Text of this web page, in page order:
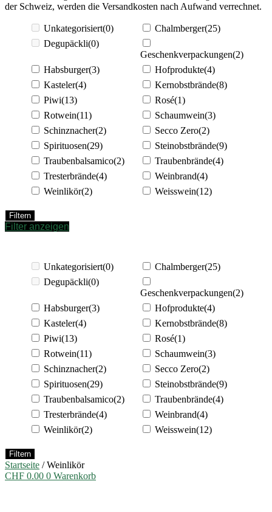
der Schweiz, werden die Versandkosten nach Aufwand verrechnet.
Unkategorisiert(0) Chalmberger(25)
Degupäckli(0)
Geschenkverpackungen(2)
Habsburger(3) Hofprodukte(4)
Kasteler(4) Kernobstbrände(8)
Piwi(13) Rosé(1)
Rotwein(11) Schaumwein(3)
Schinznacher(2) Secco Zero(2)
Spirituosen(29) Steinobstbrände(9)
Traubenbalsamico(2) Traubenbrände(4)
Tresterbrände(4) Weinbrand(4)
Weinlikör(2) Weisswein(12)
Filtern
Filter anzeigen
Unkategorisiert(0) Chalmberger(25)
Degupäckli(0)
Geschenkverpackungen(2)
Habsburger(3) Hofprodukte(4)
Kasteler(4) Kernobstbrände(8)
Piwi(13) Rosé(1)
Rotwein(11) Schaumwein(3)
Schinznacher(2) Secco Zero(2)
Spirituosen(29) Steinobstbrände(9)
Traubenbalsamico(2) Traubenbrände(4)
Tresterbrände(4) Weinbrand(4)
Weinlikör(2) Weisswein(12)
Filtern
Startseite / Weinlikör
CHF 0.00 0 Warenkorb